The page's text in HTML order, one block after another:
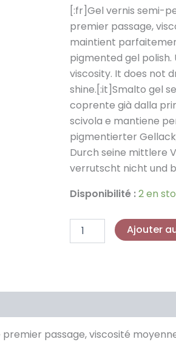
prix
initial
était :
9,90 €.
[:fr]Gel vernis semi-
premier passage,
maintient
pigmented gel
viscosity. It does not
shine.[:it]Smalto gel
coprente già dalla
scivola e mantiene
pigmentierter
Durch seine mittlere
verrutscht nicht und
Disponibilité :2 en
7ml
-
GP062
Ajouter
passage, viscosité